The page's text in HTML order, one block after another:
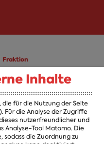
Fraktion
Fraktion
Vorsitzender
Vorstand
Arbeitsgruppen
Inhalte
für die Nutzung der Seite
Für die Analyse der Zugriffe
nutzerfreundlicher und
Analyse-Tool Matomo. Die
sodass die Zuordnung zu